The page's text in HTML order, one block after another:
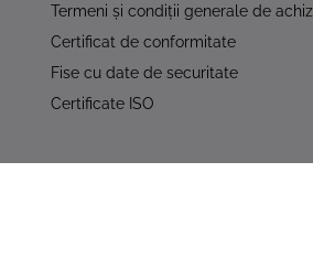
Termeni şi condiţii generale de
Certificat de conformitate
Fise cu date de securitate
Certificate ISO